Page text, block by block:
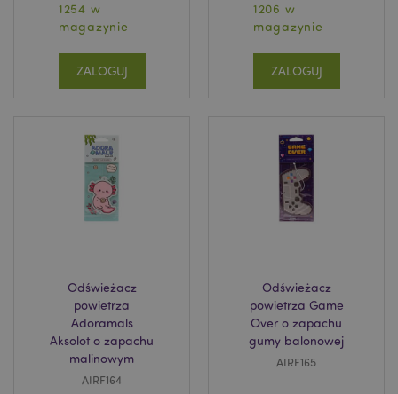
1254 w
magazynie
ZALOGUJ
1206 w
magazynie
ZALOGUJ
Odświeżacz
powietrza
Adoramals
Aksolot o zapachu
malinowym
AIRF164
Odświeżacz
powietrza Game
Over o zapachu
gumy balonowej
AIRF165